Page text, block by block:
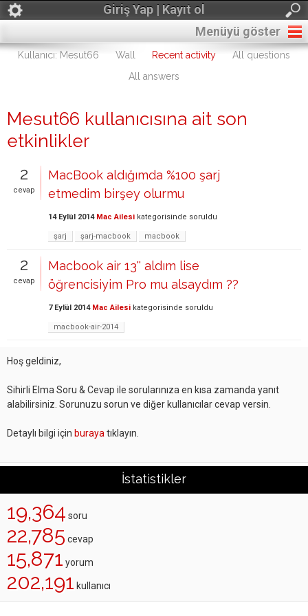
Giriş Yap | Kayıt ol
Menüyü göster
Kullanıcı: Mesut66 Wall Recent activity
All questions
All answers
Mesut66 kullanıcısına ait son
etkinlikler
2
cevap
MacBook aldığımda %100 şarj
etmedim birşey olurmu
14 Eylül 2014 Mac Ailesi kategorisinde soruldu
şarj şarj-macbook macbook
2
cevap
Macbook air 13'' aldım lise
öğrencisiyim Pro mu alsaydım ??
7 Eylül 2014 Mac Ailesi kategorisinde soruldu
macbook-air-2014
Hoş geldiniz,
Sihirli Elma Soru & Cevap ile sorularınıza en kısa zamanda yanıt
alabilirsiniz. Sorunuzu sorun ve diğer kullanıcılar cevap versin.
Detaylı bilgi için buraya tıklayın.
İstatistikler
19,364 soru
22,785 cevap
15,871 yorum
202,191 kullanıcı